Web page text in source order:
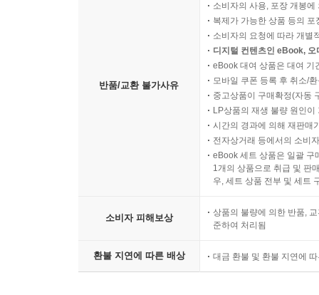
반품/교환 불가사유
소비자의 사용, 포장 개봉
복제가 가능한 상품 등의
소비자의 요청에 따라 개별
디지털 컨텐츠인 eBook,
eBook 대여 상품은 대여 기
모바일 쿠폰 등록 후 취소/
중고상품이 구매확정(자동
LP상품의 재생 불량 원인
시간의 경과에 의해 재판매
전자상거래 등에서의 소비
eBook 세트 상품은 일괄 구
1개의 상품으로 취급 및 판
우, 세트 상품 전부 및 세트
소비자 피해보상
상품의 불량에 의한 반품,
준하여 처리됨
환불 지연에 따른 배상 대금 환불 및 환불 지연에